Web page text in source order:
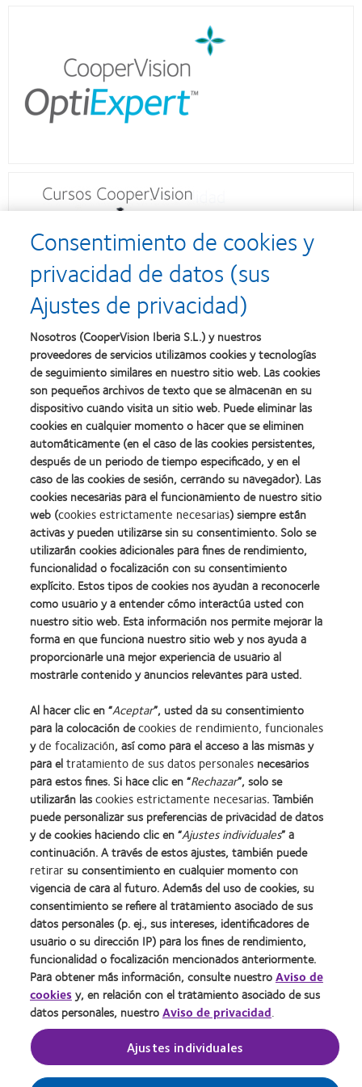
Learn
about
Premio
Silmo
d’Or
al
mejor
producto
con
MyDay™
Learn
about
2012
y
2010:
Mejor
empresa
para
el
desarrollo
del
liderazgo
Learn
about
2011:
Premios
a
la
mejor
fabricación
(2011)
Learn
about
2011:
Premio
a
la
salud
(2011)
Learn
about
2012:
Premio
Manufacturing
Leadership
100
(ML
100)
(2012)
Learn
about
2012
Premio
internacional
REBRAND
100®
(2012)
Learn
more
about
Premio
de
la
Industria
de
la
BCLA
Nuestros productos
Noticias
Contacto
Política de privacidad
Contacto
Web del usuario
Condiciones
Gestionar preferencias de
cookies
Nuestro equipo
España (Spain)
© 2026CooperVision|
Parte deCooperCompanies
Consentimiento de cookies y
privacidad de datos (sus
Ajustes de privacidad)
Nosotros (CooperVision Iberia S.L.) y nuestros
proveedores de servicios utilizamos cookies y tecnologías
de seguimiento similares en nuestro sitio web. Las cookies
son pequeños archivos de texto que se almacenan en su
dispositivo cuando visita un sitio web. Puede eliminar las
cookies en cualquier momento o hacer que se eliminen
automáticamente (en el caso de las cookies persistentes,
después de un periodo de tiempo especificado, y en el
caso de las cookies de sesión, cerrando su navegador). Las
cookies necesarias para el funcionamiento de nuestro sitio
web (cookies estrictamente necesarias) siempre están
activas y pueden utilizarse sin su consentimiento. Solo se
utilizarán cookies adicionales para fines de rendimiento,
funcionalidad o focalización con su consentimiento
explícito. Estos tipos de cookies nos ayudan a reconocerle
como usuario y a entender cómo interactúa usted con
nuestro sitio web. Esta información nos permite mejorar la
forma en que funciona nuestro sitio web y nos ayuda a
proporcionarle una mejor experiencia de usuario al
mostrarle contenido y anuncios relevantes para usted.
Al hacer clic en “Aceptar”, usted da su consentimiento
para la colocación decookies de rendimiento, funcionales
yde focalización, así como para el acceso a las mismas y
para eltratamiento de sus datos personalesnecesarios
para estos fines. Si hace clic en “Rechazar”, solo se
utilizarán lascookies estrictamente necesarias. También
puede personalizar sus preferencias de privacidad de datos
y de cookies haciendo clic en “Ajustes individuales” a
continuación. A través de estos ajustes, también puede
retirarsu consentimiento en cualquier momento con
vigencia de cara al futuro. Además del uso de cookies, su
consentimiento se refiere al tratamiento asociado de sus
datos personales (p. ej., sus intereses, identificadores de
usuario o su dirección IP) para los fines de rendimiento,
funcionalidad o focalización mencionados anteriormente.
Para obtener más información, consulte nuestroAviso de
cookiesy, en relación con el tratamiento asociado de sus
datos personales, nuestroAviso de privacidad.
Ajustes individuales